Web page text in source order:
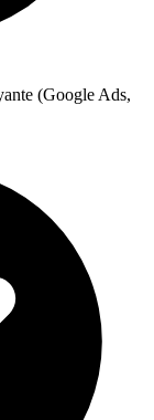
(Google Ads,